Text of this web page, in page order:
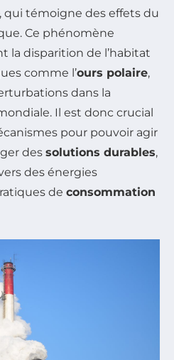
qui témoigne des effets du
Ce phénomène
la disparition de l’habitat
comme l’ours polaire,
dans la
Il est donc crucial
pour pouvoir agir
des solutions durables,
des énergies
de consommation